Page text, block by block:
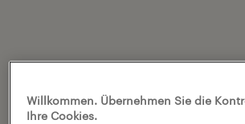
Willkommen. Übernehmen Sie die
Ihre Cookies.